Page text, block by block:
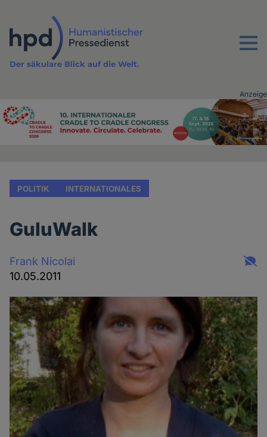
Inhalt
Menu
Der säkulare Blick auf die Welt.
Advertising
Anzeige
POLITIK INTERNATIONALES
GuluWalk
Frank Nicolai
10.05.2011